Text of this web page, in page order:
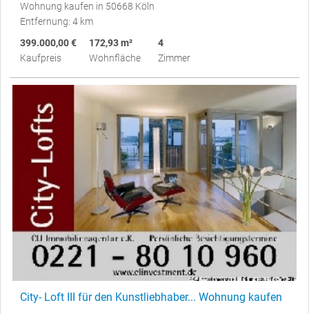
Wohnung kaufen in 50668 Köln
Entfernung: 4 km
399.000,00 €
Kaufpreis
172,93 m²
Wohnfläche
4
Zimmer
City- Loft III für den Kunstliebhaber... Wohnung kaufen